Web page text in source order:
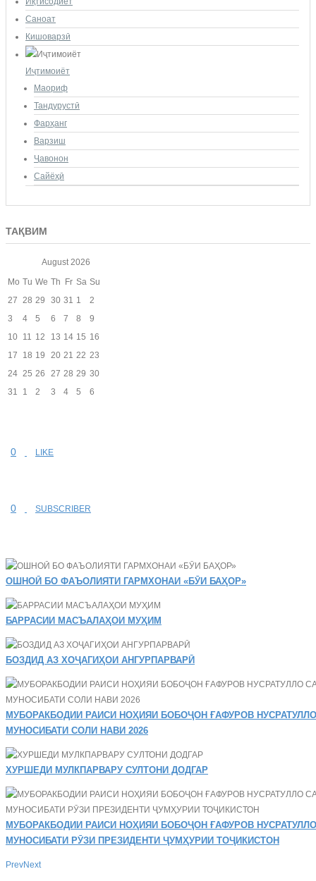
Саноат
Кишоварзӣ
Иҷтимоиёт
Маориф
Тандурустӣ
Фарҳанг
Варзиш
Ҷавонон
Сайёҳӣ
ТАҚВИМ
August 2026
Mo Tu We Th Fr Sa Su
27 28 29 30 31 1
2
3
4 5 6 7 8
9
10 11 12 13 14 15 16
17
18 19 20 21 22 23
24 25 26 27 28 29 30
31
1 2 3 4 5 6
0 LIKE
0 SUBSCRIBER
ОШНОӢ БО ФАЪОЛИЯТИ ГАРМХОНАИ «БӮИ БАҲОР»
БАРРАСИИ МАСЪАЛАҲОИ МУҲИМ
БОЗДИД АЗ ХОҶАГИҲОИ АНГУРПАРВАРӢ
МУБОРАКБОДИИ РАИСИ НОҲИЯИ БОБОҶОН ҒАФУРОВ
МУНОСИБАТИ СОЛИ НАВИ 2026
ХУРШЕДИ МУЛКПАРВАРУ СУЛТОНИ ДОДГАР
МУБОРАКБОДИИ РАИСИ НОҲИЯИ БОБОҶОН ҒАФУРОВ
МУНОСИБАТИ РӮЗИ ПРЕЗИДЕНТИ ҶУМҲУРИИ ТОҶИКИСТОН
PrevNext